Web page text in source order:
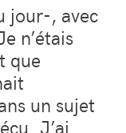
jour-, avec
n’étais
que
un sujet
J’ai